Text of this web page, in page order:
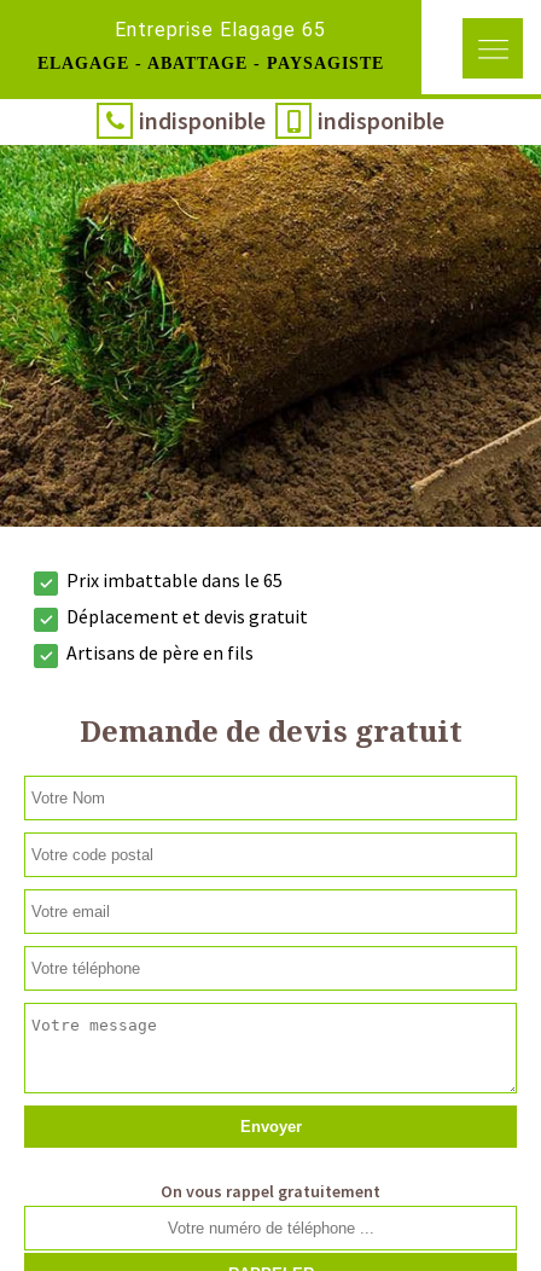
Entreprise Elagage 65
ELAGAGE - ABATTAGE - PAYSAGISTE
indisponible indisponible
Prix imbattable dans le 65
Déplacement et devis gratuit
Artisans de père en fils
Demande de devis gratuit
On vous rappel gratuitement